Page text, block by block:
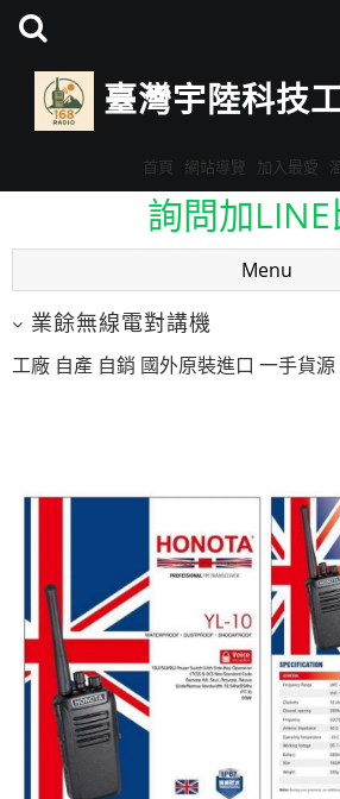
臺灣宇陸科技
首頁 網站導覽 加入最愛
詢問加
詢問加
Menu
業餘無線電對講機
工廠 自產 自銷 國外原裝進口 一手貨